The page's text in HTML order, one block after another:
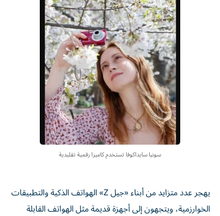
سونيا سايداكوفا تستخدم كاميرا رقمية تقليدية
يهجر عدد متزايد من أبناء «جيل Z» الهواتف الذكية والتطبيقات
الخوارزمية، ويتجهون إلى أجهزة قديمة مثل الهواتف القابلة